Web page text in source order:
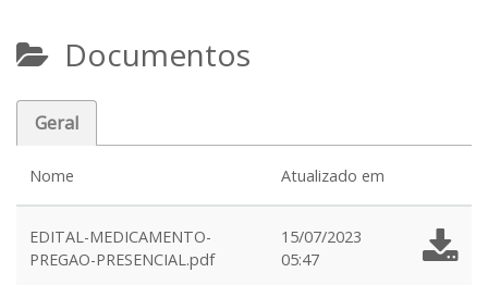
Documentos
Geral
Nome Atualizado em
EDITAL-MEDICAMENTO-
PREGAO-PRESENCIAL.pdf
15/07/2023
05:47